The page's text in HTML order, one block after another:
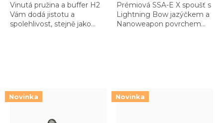
Vinutá pružina a buffer H2
Vám dodá jistotu a
spolehlivost, stejně jako
Prémiová SSA-E X spoušť s
Lightning Bow jazýčkem a
Nanoweapon povrchem
Novinka Novinka